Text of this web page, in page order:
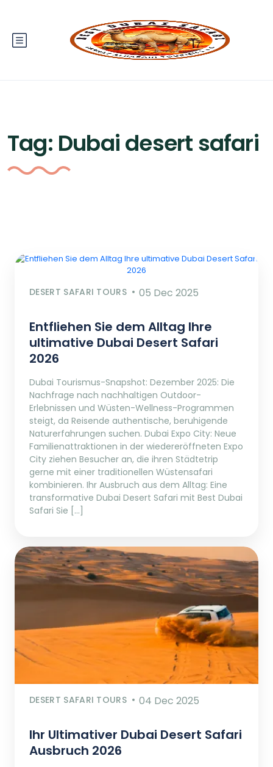
Tag: Dubai desert safari
DESERT SAFARI TOURS 05 Dec 2025
Entfliehen Sie dem Alltag Ihre
ultimative Dubai Desert Safari
2026
Dubai Tourismus-Snapshot: Dezember 2025: Die
Nachfrage nach nachhaltigen Outdoor-
Erlebnissen und Wüsten-Wellness-Programmen
steigt, da Reisende authentische, beruhigende
Naturerfahrungen suchen. Dubai Expo City: Neue
Familienattraktionen in der wiedereröffneten Expo
City ziehen Besucher an, die ihren Städtetrip
gerne mit einer traditionellen Wüstensafari
kombinieren. Ihr Ausbruch aus dem Alltag: Eine
transformative Dubai Desert Safari mit Best Dubai
Safari Sie […]
DESERT SAFARI TOURS 04 Dec 2025
Ihr Ultimativer Dubai Desert Safari
Ausbruch 2026